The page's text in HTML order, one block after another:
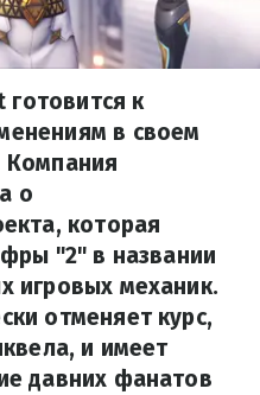
к
в своем
Компания
о
которая
"2" в названии
игровых механик.
отменяет курс,
и имеет
давних фанатов